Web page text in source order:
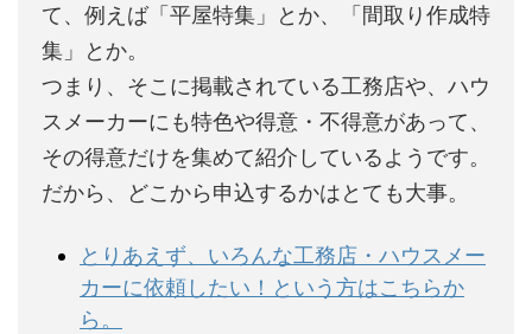
て、例えば「平屋特集」とか、「間取り作成特
集」とか。
つまり、そこに掲載されている工務店や、ハウ
スメーカーにも特色や得意・不得意があって、
その得意だけを集めて紹介しているようです。
だから、どこから申込するかはとても大事。
とりあえず、いろんな工務店・ハウスメー
カーに依頼したい！という方はこちらか
ら。